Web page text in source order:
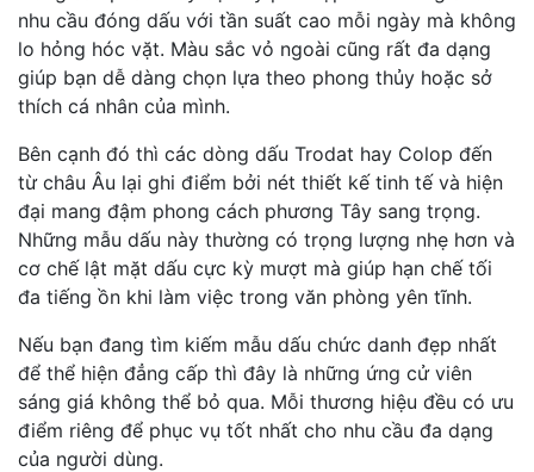
nhu cầu đóng dấu với tần suất cao mỗi ngày mà không
lo hỏng hóc vặt. Màu sắc vỏ ngoài cũng rất đa dạng
giúp bạn dễ dàng chọn lựa theo phong thủy hoặc sở
thích cá nhân của mình.
Bên cạnh đó thì các dòng dấu Trodat hay Colop đến
từ châu Âu lại ghi điểm bởi nét thiết kế tinh tế và hiện
đại mang đậm phong cách phương Tây sang trọng.
Những mẫu dấu này thường có trọng lượng nhẹ hơn và
cơ chế lật mặt dấu cực kỳ mượt mà giúp hạn chế tối
đa tiếng ồn khi làm việc trong văn phòng yên tĩnh.
Nếu bạn đang tìm kiếm mẫu dấu chức danh đẹp nhất
để thể hiện đẳng cấp thì đây là những ứng cử viên
sáng giá không thể bỏ qua. Mỗi thương hiệu đều có ưu
điểm riêng để phục vụ tốt nhất cho nhu cầu đa dạng
của người dùng.